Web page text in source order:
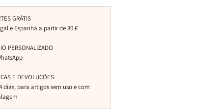
Pretas